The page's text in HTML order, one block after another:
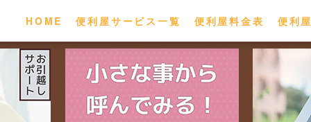
HOME 便利屋サービス一覧 便利屋料金表 便利